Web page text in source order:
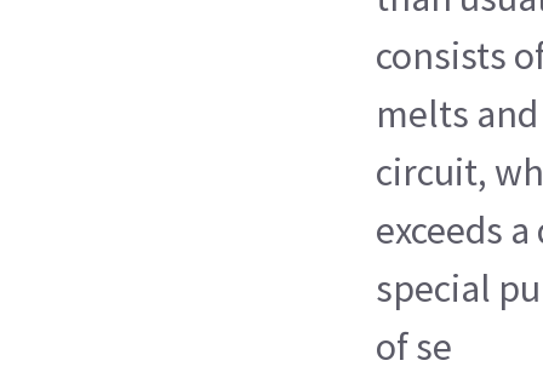
consists
melts
circuit,
exceeds
special
of se